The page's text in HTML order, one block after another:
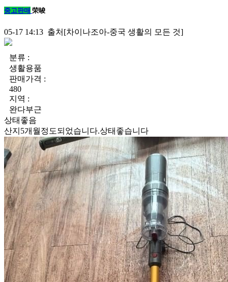
중고판매 荣晙
05-17 14:13 출처[차이나조아-중국 생활의 모든 것]
분류 :
생활용품
판매가격 :
480
지역 :
완다부근
상태좋음
산지5개월정도되었습니다.상태좋습니다